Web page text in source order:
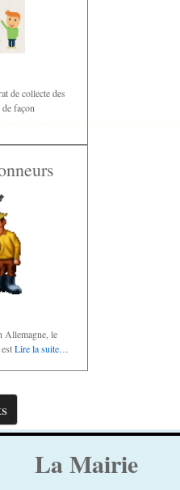
de collecte des
de façon
Allemagne, le
Lire la suite…
La Mairie